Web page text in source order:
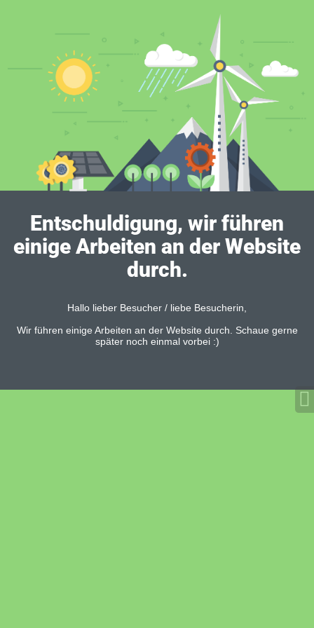
Entschuldigung, wir führen
einige Arbeiten an der Website
durch.
Hallo lieber Besucher / liebe Besucherin,
Wir führen einige Arbeiten an der Website durch. Schaue gerne
später noch einmal vorbei :)